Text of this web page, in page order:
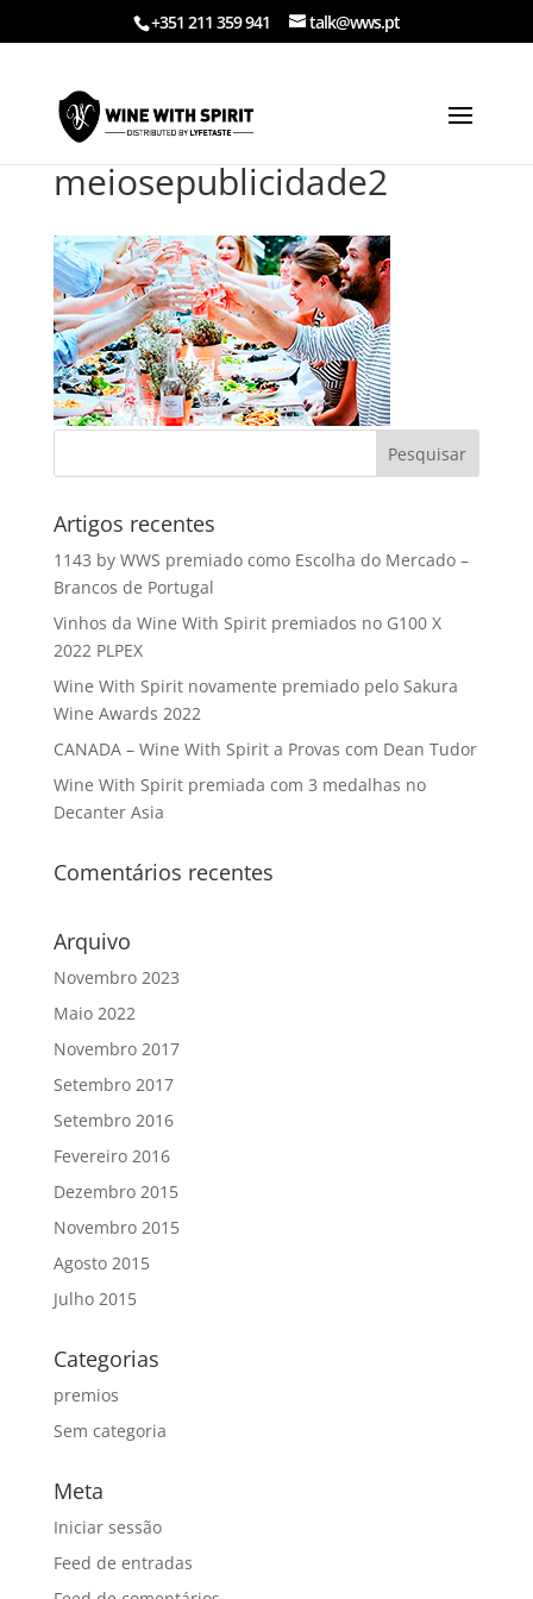
+351 211 359 941 talk@wws.pt
meiosepublicidade2
Artigos recentes
1143 by WWS premiado como Escolha do Mercado –
Brancos de Portugal
Vinhos da Wine With Spirit premiados no G100 X
2022 PLPEX
Wine With Spirit novamente premiado pelo Sakura
Wine Awards 2022
CANADA – Wine With Spirit a Provas com Dean Tudor
Wine With Spirit premiada com 3 medalhas no
Decanter Asia
Comentários recentes
Arquivo
Novembro 2023
Maio 2022
Novembro 2017
Setembro 2017
Setembro 2016
Fevereiro 2016
Dezembro 2015
Novembro 2015
Agosto 2015
Julho 2015
Categorias
premios
Sem categoria
Meta
Iniciar sessão
Feed de entradas